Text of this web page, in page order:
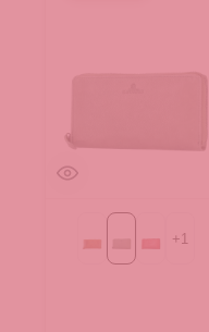
Cognacmintrot
+ 1